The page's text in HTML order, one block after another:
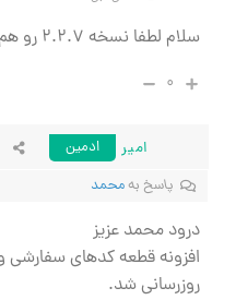
سلام لطفا نسخه ۲.۲.۷ رو هم قرار بدید متشکر
۰
امیر
ادمین
پاسخ بهمحمد
درود محمد عزیز
روزرسانی شد.